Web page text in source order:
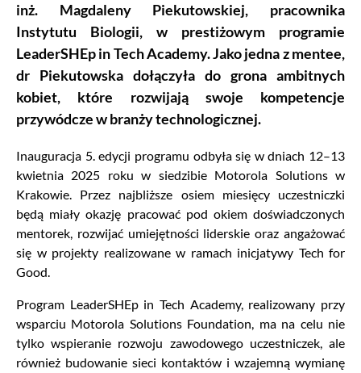
inż. Magdaleny Piekutowskiej, pracownika
Instytutu Biologii, w prestiżowym programie
LeaderSHEp in Tech Academy. Jako jedna z mentee,
dr Piekutowska dołączyła do grona ambitnych
kobiet, które rozwijają swoje kompetencje
przywódcze w branży technologicznej.
Inauguracja 5. edycji programu odbyła się w dniach 12–13
kwietnia 2025 roku w siedzibie Motorola Solutions w
Krakowie. Przez najbliższe osiem miesięcy uczestniczki
będą miały okazję pracować pod okiem doświadczonych
mentorek, rozwijać umiejętności liderskie oraz angażować
się w projekty realizowane w ramach inicjatywy Tech for
Good.
Program LeaderSHEp in Tech Academy, realizowany przy
wsparciu Motorola Solutions Foundation, ma na celu nie
tylko wspieranie rozwoju zawodowego uczestniczek, ale
również budowanie sieci kontaktów i wzajemną wymianę